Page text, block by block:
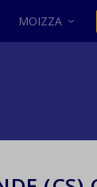
MOIZZA